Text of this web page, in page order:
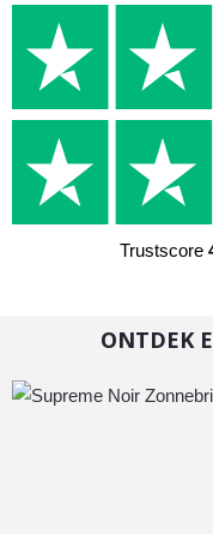
Trustscore
ONTDEK